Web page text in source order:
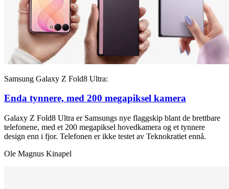
Samsung Galaxy Z Fold8 Ultra:
Enda tynnere, med 200 megapiksel kamera
Galaxy Z Fold8 Ultra er Samsungs nye flaggskip blant de brettbare
telefonene, med et 200 megapiksel hovedkamera og et tynnere
design enn i fjor. Telefonen er ikke testet av Teknokratiet ennå.
Ole Magnus Kinapel